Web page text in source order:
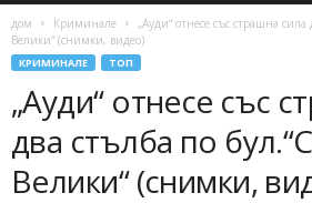
дом Криминале
„Ауди“ отнесе със страшна
Велики“ (снимки, видео)
КРИМИНАЛЕ ТОП
„Ауди“ отнесе със
два стълба по
Велики“ (снимки,